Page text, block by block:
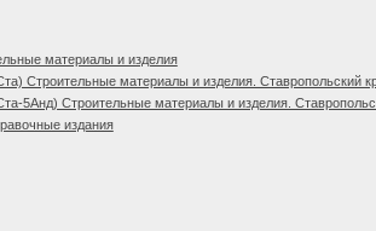
материалы и изделия
Строительные материалы и изделия. Ставропольский
5Анд) Строительные материалы и изделия.
издания